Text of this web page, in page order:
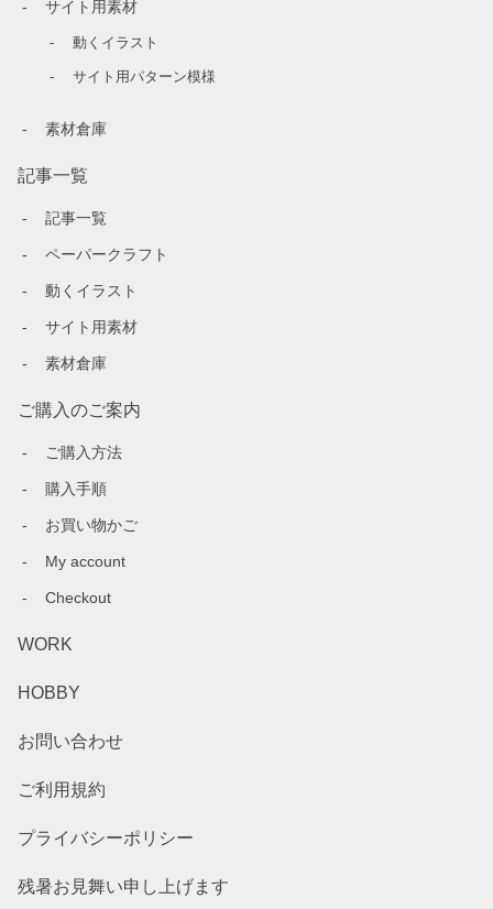
サイト用素材
動くイラスト
サイト用パターン模様
素材倉庫
記事一覧
記事一覧
ペーパークラフト
動くイラスト
サイト用素材
素材倉庫
ご購入のご案内
ご購入方法
購入手順
お買い物かご
My account
Checkout
WORK
HOBBY
お問い合わせ
ご利用規約
プライバシーポリシー
残暑お見舞い申し上げます